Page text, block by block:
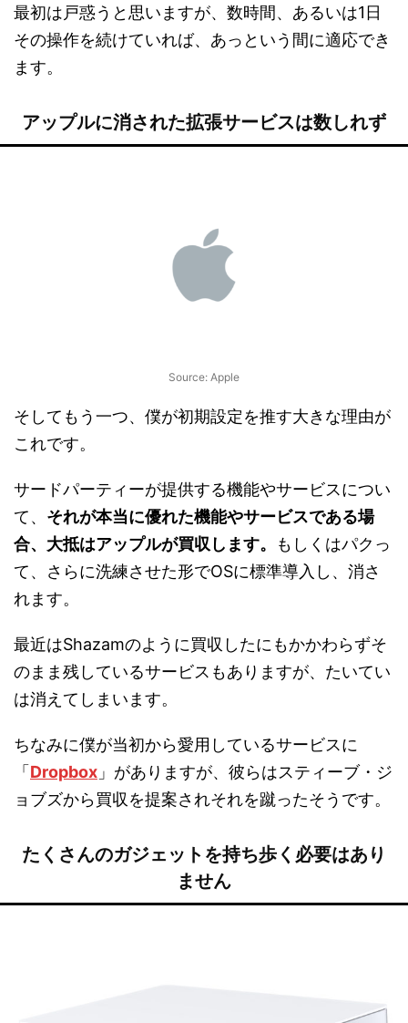
最初は戸惑うと思いますが、数時間、あるいは1日
その操作を続けていれば、あっという間に適応でき
ます。
アップルに消された拡張サービスは数しれず
Source: Apple
そしてもう一つ、僕が初期設定を推す大きな理由が
これです。
サードパーティーが提供する機能やサービスについ
て、 それが本当に優れた機能やサービスである場
合、大抵はアップルが買収します。
もしくはパクっ
て、さらに洗練させた形でOSに標準導入し、消さ
れます。
最近はShazamのように買収したにもかかわらずそ
のまま残しているサービスもありますが、たいてい
は消えてしまいます。
ちなみに僕が当初から愛用しているサービスに
「 Dropbox 」がありますが、彼らはスティーブ・ジ
ョブズから買収を提案されそれを蹴ったそうです。
たくさんのガジェットを持ち歩く必要はあり
ません